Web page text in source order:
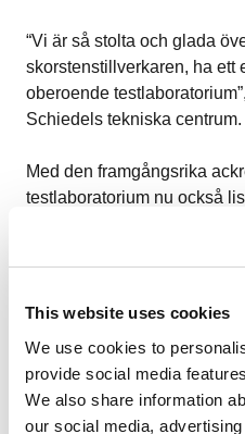
This website uses cookies
We use cookies to
provide social media
We also share information
our social media,
“Vi är så stolta och glada
skorstenstillverkaren, ha ett
oberoende
Schiedels tekniska centrum.
Med den framgångsrika
testlaboratorium nu också
ackrediteringsorgan) och
Accreditation
Schiedels